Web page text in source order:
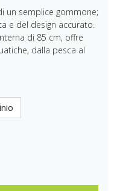
un semplice gommone;
e del design accurato.
di 85 cm, offre
dalla pesca al